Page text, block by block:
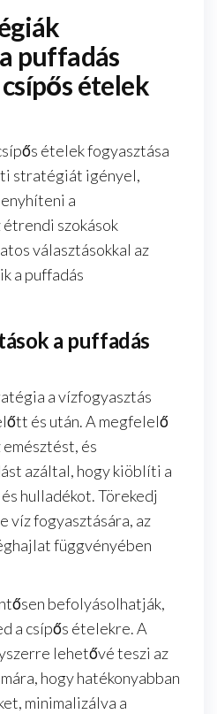
puffadás
ételek
ételek fogyasztása
stratégiát igényel,
a
szokások
választásokkal az
a puffadás
a puffadás
a vízfogyasztás
és után. A megfelelő
és
azáltal, hogy kiöblíti a
hulladékot. Törekedj
víz fogyasztására, az
függvényében
befolyásolhatják,
a csípős ételekre. A
lehetővé teszi az
hogy hatékonyabban
minimalizálva a